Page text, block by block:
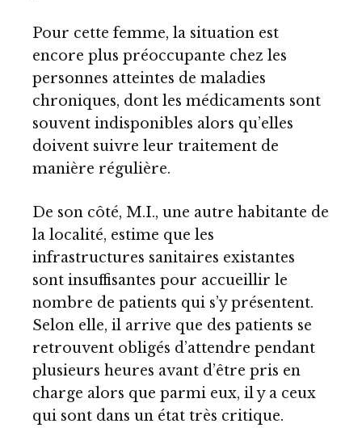
Pour cette femme, la situation est
encore plus préoccupante chez les
personnes atteintes de maladies
chroniques, dont les médicaments sont
souvent indisponibles alors qu’elles
doivent suivre leur traitement de
manière régulière.
De son côté, M.I., une autre habitante de
la localité, estime que les
infrastructures sanitaires existantes
sont insuffisantes pour accueillir le
nombre de patients qui s’y présentent.
Selon elle, il arrive que des patients se
retrouvent obligés d’attendre pendant
plusieurs heures avant d’être pris en
charge alors que parmi eux, il y a ceux
qui sont dans un état très critique.